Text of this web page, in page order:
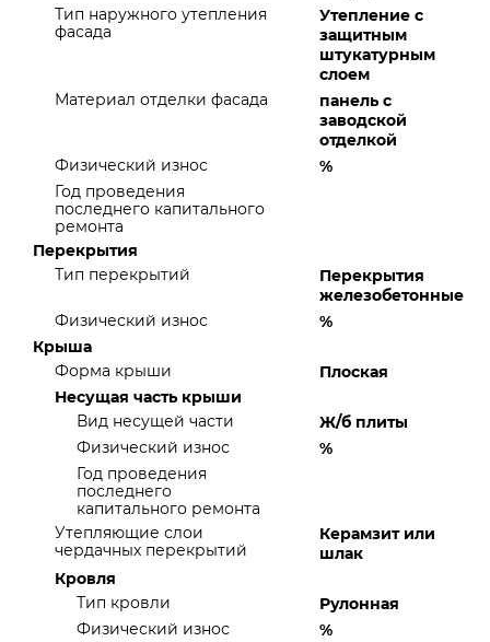
Тип наружного утепления
фасада
Утепление с
защитным
штукатурным
слоем
Материал отделки фасада
панель с
заводской
отделкой
Физический износ
%
Год проведения
последнего капитального
ремонта
Перекрытия
Тип перекрытий
Перекрытия
железобетонные
Физический износ
%
Крыша
Форма крыши
Плоская
Несущая часть крыши
Вид несущей части
Ж/б плиты
Физический износ
%
Год проведения
последнего
капитального ремонта
Утепляющие слои
чердачных перекрытий
Керамзит или
шлак
Кровля
Тип кровли
Рулонная
Физический износ
%